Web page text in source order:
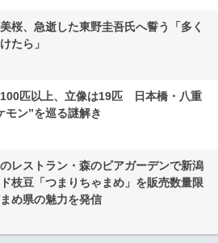
桜、急逝した東野圭吾氏へ誓う「多く
たら」
匹以上、立像は19匹 日本橋・八重
モン”を巡る謎解き
レストラン・森のビアガーデンで新潟
枝豆「つまりちゃまめ」を販売数量限
め県の魅力を発信